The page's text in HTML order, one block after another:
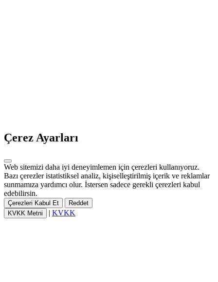
Çerez Ayarları
Web sitemizi daha iyi deneyimlemen için çerezleri kullanıyoruz.
Bazı çerezler istatistiksel analiz, kişiselleştirilmiş içerik ve reklamlar
sunmamıza yardımcı olur. İstersen sadece gerekli çerezleri kabul
edebilirsin.
Çerezleri Kabul Et
Reddet
KVKK Metni
| KVKK